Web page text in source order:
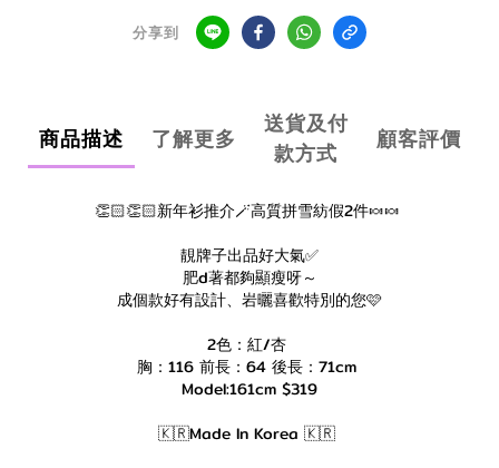
分享到
商品描述 了解更多
送貨及付
款方式
顧客評價
👏🏻👏🏻新年衫推介🪄高質拼雪紡假2件🍬🍬
靚牌子出品好大氣✅
肥d著都夠顯瘦呀～
成個款好有設計、岩曬喜歡特別的您🩷
2色：紅/杏
胸：116 前長：64 後長：71cm
Model:161cm $319
🇰🇷Made In Korea 🇰🇷